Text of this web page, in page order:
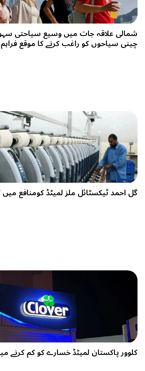
شمالی علاقہ جات میں وسیع سیاحتی
چینی سیاحوں کو راغب کرنے کا موقع
گل احمد ٹیکسٹائل ملز لمیٹڈ کومنافع
کلوور پاکستان لمیٹڈ خسارے کو کم کرنے